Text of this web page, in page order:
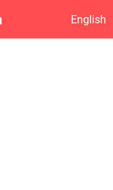
English